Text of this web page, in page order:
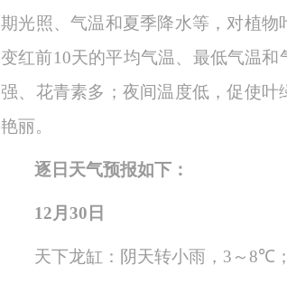
期光照、气温和夏季降水等，对植
变红前10天的平均气温、最低气温
强、花青素多；夜间温度低，促使
艳丽。
逐日天气预报如下：
12月 30 日
天下龙缸： 阴天转小雨 ， 3 ～8℃ ；